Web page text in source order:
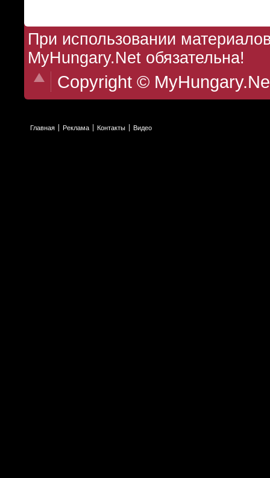
При использовании
MyHungary.Net обязательна!
Copyright ©
Главная Реклама Контакты Видео